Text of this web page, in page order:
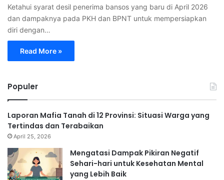
Ketahui syarat desil penerima bansos yang baru di April 2026
dan dampaknya pada PKH dan BPNT untuk mempersiapkan
diri dengan…
Read More »
Populer
Laporan Mafia Tanah di 12 Provinsi: Situasi Warga yang
Tertindas dan Terabaikan
April 25, 2026
Mengatasi Dampak Pikiran Negatif
Sehari-hari untuk Kesehatan Mental
yang Lebih Baik